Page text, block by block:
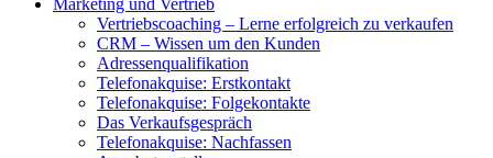
Marketing und Vertrieb
Vertriebscoaching – Lerne erfolgreich zu verkaufen
CRM – Wissen um den Kunden
Adressenqualifikation
Telefonakquise: Erstkontakt
Telefonakquise: Folgekontakte
Das Verkaufsgespräch
Telefonakquise: Nachfassen